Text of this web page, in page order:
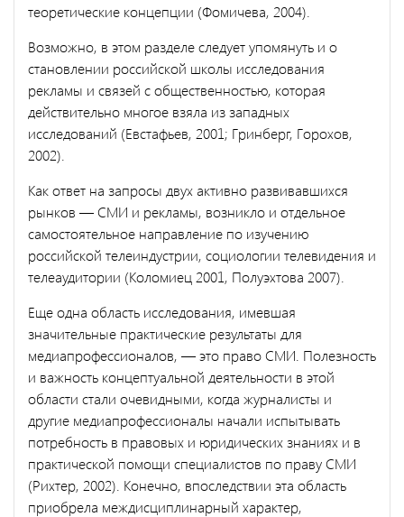
теоретические концепции (Фомичева, 2004).
Возможно, в этом разделе следует упомянуть и о
становлении рос­сийской школы исследования
рекламы и связей с общественностью, которая
действительно многое взяла из западных
исследований (Евс­тафьев, 2001; Гринберг, Горохов,
2002).
Как ответ на запросы двух активно развивавшихся
рынков — СМИ и рекламы, возникло и отдельное
самостоятельное направление по изучению
российской телеиндустрии, социологии телевидения и
те­леаудитории (Коломиец 2001, Полуэхтова 2007).
Еще одна область исследования, имевшая
значительные практи­ческие результаты для
медиапрофессионалов, — это право СМИ. По­лезность
и важность концептуальной деятельности в этой
области стали очевидными, когда журналисты и
другие медиапрофессионалы начали испытывать
потребность в правовых и юридических знаниях и в
практической помощи специалистов по праву СМИ
(Рихтер, 2002). Конечно, впоследствии эта область
приобрела междисципли­нарный характер,